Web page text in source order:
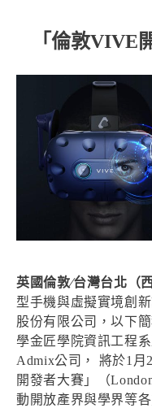
「倫敦VIVE
英國倫敦∕台灣台北（
型手機與虛擬實境創
股份有限公司，以下
學金匠學院資訊工程
Admix公司， 將於1月
開發者大賽」（
動開放產界與學界等